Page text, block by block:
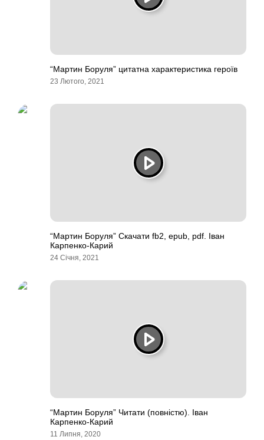
“Мартин Боруля” цитатна характеристика героїв
23 Лютого, 2021
“Мартин Боруля” Скачати fb2, epub, pdf. Іван
Карпенко-Карий
24 Січня, 2021
“Мартин Боруля” Читати (повністю). Іван
Карпенко-Карий
11 Липня, 2020